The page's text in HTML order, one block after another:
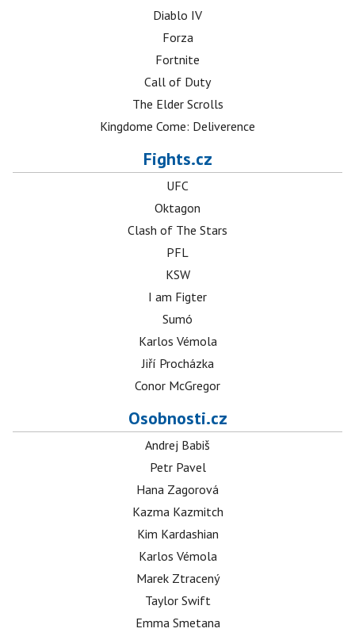
Diablo IV
Forza
Fortnite
Call of Duty
The Elder Scrolls
Kingdome Come: Deliverence
Fights.cz
UFC
Oktagon
Clash of The Stars
PFL
KSW
I am Figter
Sumó
Karlos Vémola
Jiří Procházka
Conor McGregor
Osobnosti.cz
Andrej Babiš
Petr Pavel
Hana Zagorová
Kazma Kazmitch
Kim Kardashian
Karlos Vémola
Marek Ztracený
Taylor Swift
Emma Smetana